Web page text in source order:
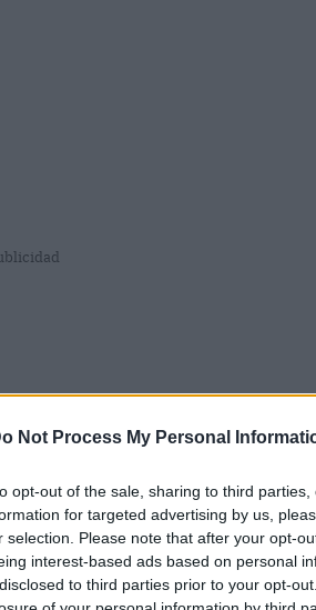
Not Process My Personal
opt-out of the sale, sharing to third
for targeted advertising by us,
selection. Please note that after your opt-
interest-based ads based on personal
to third parties prior to your opt-